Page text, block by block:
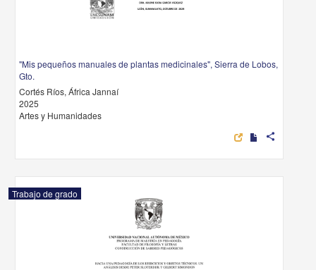
"Mis pequeños manuales de plantas medicinales", Sierra de Lobos,
Gto.
Cortés Ríos, África Jannaí
2025
Artes y Humanidades
share
Trabajo de grado